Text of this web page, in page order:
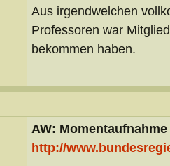
Aus irgendwelchen
Professoren war
bekommen haben.
AW: Momentaufnahme
http://